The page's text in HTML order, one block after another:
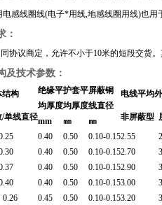
电感线圈线(电子*用线,地感线圈用线)也用
：
协议商定，允许不小于10米的短段交货。
及技术参数：
结构
绝缘平
均厚度
mm
护套平
均厚度
㎜
屏蔽铜
线直径
㎜
电线平均
/单线直径 非屏蔽型
0.40 0.50 0.10-0.152.55
0.40 0.50 0.10-0.152.70
0.40 0.50 0.10-0.152.90
0.40 0.50 0.10-0.153.00
0.26 0.45 0.50 0.10-0.153.20